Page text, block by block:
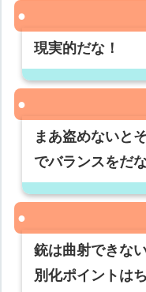
現実的だな！
まあ盗めないと
でバランスをだ
銃は曲射できな
別化ポイントは